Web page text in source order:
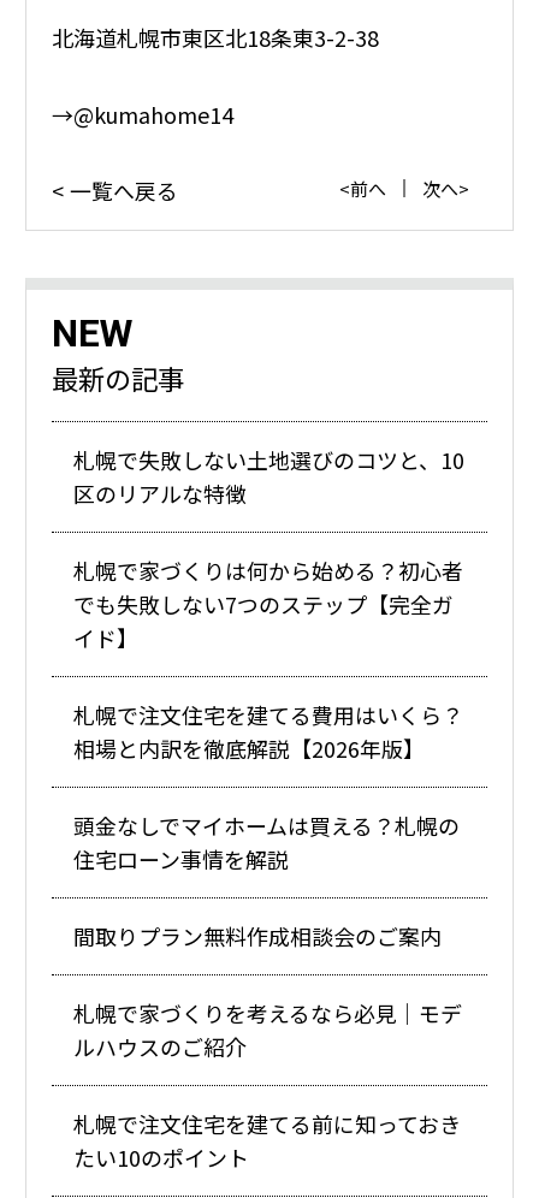
北海道札幌市東区北18条東3-2-38
→@kumahome14
一覧へ戻る 前へ 次へ
NEW
最新の記事
札幌で失敗しない土地選びのコツと、10
区のリアルな特徴
札幌で家づくりは何から始める？初心者
でも失敗しない7つのステップ【完全ガ
イド】
札幌で注文住宅を建てる費用はいくら？
相場と内訳を徹底解説【2026年版】
頭金なしでマイホームは買える？札幌の
住宅ローン事情を解説
間取りプラン無料作成相談会のご案内
札幌で家づくりを考えるなら必見｜モデ
ルハウスのご紹介
札幌で注文住宅を建てる前に知っておき
たい10のポイント